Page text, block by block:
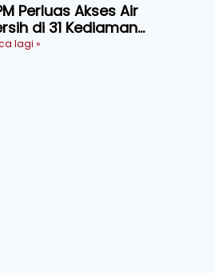
Perluas Akses Air
di 31 Kediaman
Asli Tasik Chini
lagi »